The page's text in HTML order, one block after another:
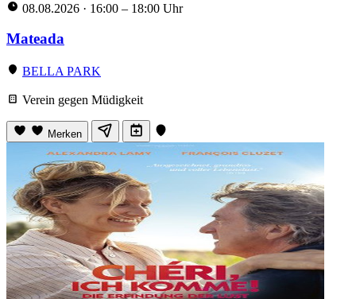
08.08.2026 · 16:00 – 18:00 Uhr
Mateada
BELLA PARK
Verein gegen Müdigkeit
Merken